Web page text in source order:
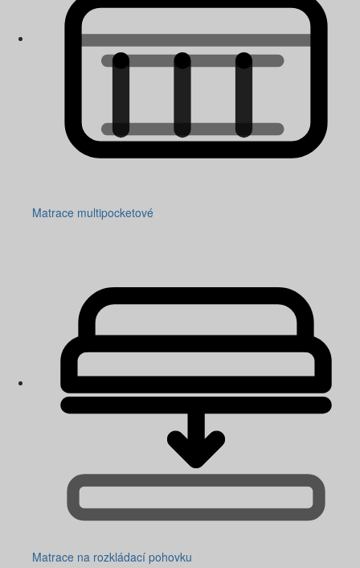
Matrace multipocketové
Matrace na rozkládací pohovku